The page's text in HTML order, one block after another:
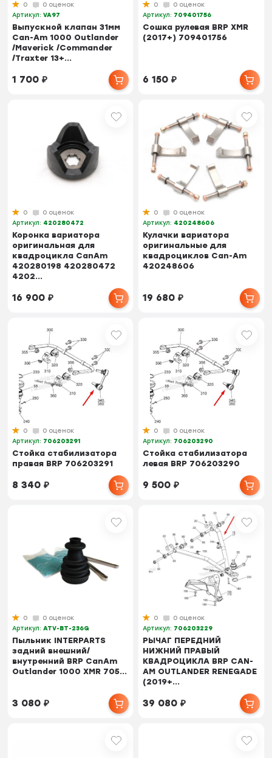
0
0 оценок
Артикул:VA97
Выпускной клапан 31мм
Can-Am 1000 Outlander
/Maverick /Commander
/Traxter 13+...
1 700₽
0
0 оценок
Артикул: 709401756
Сошка рулевая BRP XMR
(2017+) 709401756
6 150₽
0
0 оценок
Артикул: 420280472
Коронка вариатора
оригинальная для
квадроцикла CanAm
420280198 420280472
4202...
16 900₽
0
0 оценок
Артикул: 420248606
Кулачки вариатора
оригинальные для
квадроциклов Can-Am
420248606
19 680₽
0
0 оценок
Артикул: 706203291
Стойка стабилизатора
правая BRP 706203291
8 340₽
0
0 оценок
Артикул: 706203290
Стойка стабилизатора
левая BRP 706203290
9 500₽
0
0 оценок
Артикул:ATV-BT-236G
Пыльник INTERPARTS
задний внешний/
внутренний BRP CanAm
Outlander 1000 XMR 705...
3 080₽
0
0 оценок
Артикул: 706203229
РЫЧАГ ПЕРЕДНИЙ
НИЖНИЙ ПРАВЫЙ
КВАДРОЦИКЛА BRP CAN-
AM OUTLANDER RENEGADE
(2019+...
39 080₽